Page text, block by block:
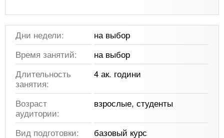
Дни недели:
на выбор
Время занятий:
на выбор
Длительность
занятия:
4 ак. години
Возраст
аудитории:
взрослые, студенты
Вид подготовки: базовый курс